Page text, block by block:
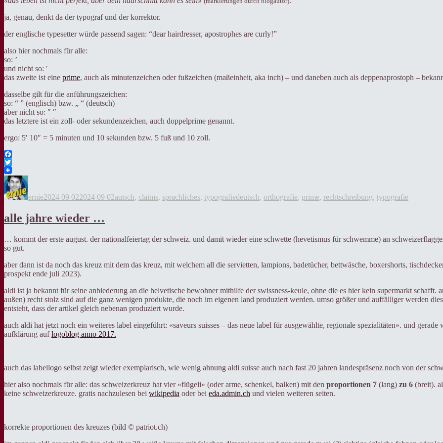
ja, genau, denkt da der typograf und der korrektor.
der englische typesetter würde passend sagen: “dear hairdresser, apostrophes are curly!”
also hier nochmals für alle:
so: ’
und nicht so: ′
das zweite ist eine prime, auch als minutenzeichen oder fußzeichen (maßeinheit, aka inch) – und daneben auch als deppenaprostoph –
dasselbe gilt für die anführungszeichen:
so: “ ” (englisch) bzw. „ “ (deutsch)
aber nicht so: ″ ″
das letztere ist ein zoll- oder sekundenzeichen, auch doppelprime genannt.
ergo: 5′ 10″ = 5 minuten und 10 sekunden bzw. 5 fuß und 10 zoll.
Facebook
Twitter
ernie2024 09 022024 09 02autsch, claims, sprachliches, typografiedeutsch, orthografie, prime, rechtschreibung, typografie
alle jahre wieder …
… kommt der erste august. der nationalfeiertag der schweiz. und damit wieder eine schwette (hevetismus für schwemme) an
so gut.
aber dann ist da noch das kreuz mit dem das kreuz, mit welchem all die servietten, lampions, badetücher, bettwäsche, boxershorts,
prospekt ende juli 2023).
aldi ist ja bekannt für seine anbiederung an die helvetische bewohner mithilfe der swissness-keule, ohne die es hier kein supermarkt
außen) recht stolz sind auf die ganz wenigen produkte, die noch im eigenen land produziert werden. umso größer und auffälliger werden
entsteht, dass der artikel gleich nebenan produziert wurde.
auch aldi hat jetzt noch ein weiteres label eingeführt: «saveurs suisses – das neue label für ausgewählte, regionale spezialitäten». und
aufklärung auflogoblog anno 2017.
auch das labellogo selbst zeigt wieder exemplarisch, wie wenig ahnung aldi suisse auch nach fast 20 jahren landespräsenz noch von der
hier also nochmals für alle: das schweizerkreuz hat vier «flügeli» (oder arme, schenkel, balken) mit den proportionen 7 (lang) zu 6 (breit).
keine schweizerkreuze. gratis nachzulesen bei wikipedia oder bei eda.admin.ch und vielen weiteren seiten.
korrekte proportionen des kreuzes (bild © patriot.ch)